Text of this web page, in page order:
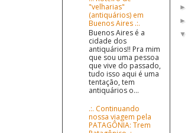
"velharias"
(antiquários) em
Buenos Aires .:.
Buenos Aires é a
cidade dos
antiquários!! Pra mim
que sou uma pessoa
que vive do passado,
tudo isso aqui é uma
tentação, tem
antiquários o...
.:. Continuando
nossa viagem pela
PATAGÔNIA: Trem
►
►
▼